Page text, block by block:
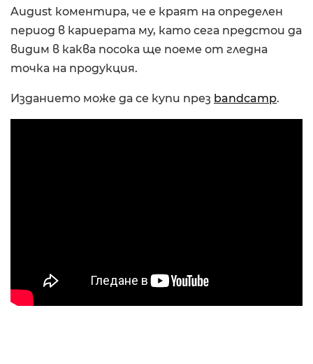
August коментира, че е краят на определен
период в кариерата му, като сега предстои да
видим в каква посока ще поеме от гледна
точка на продукция.
Изданието може да се купи през bandcamp.